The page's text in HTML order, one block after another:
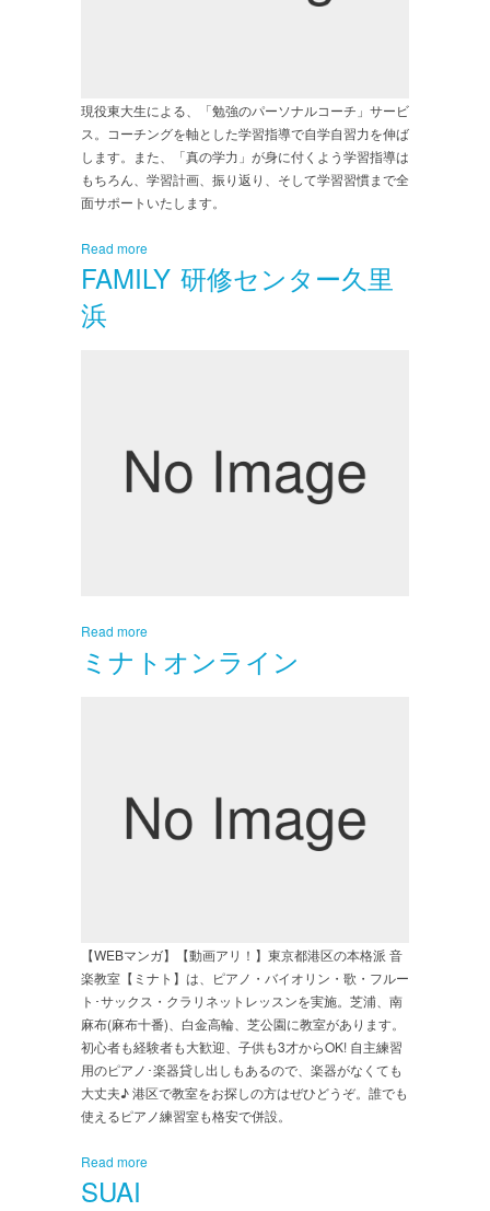
現役東大生による、「勉強のパーソナルコーチ」サービ
ス。コーチングを軸とした学習指導で自学自習力を伸ば
します。また、「真の学力」が身に付くよう学習指導は
もちろん、学習計画、振り返り、そして学習習慣まで全
面サポートいたします。
Read more
FAMILY 研修センター久里
浜
Read more
ミナトオンライン
【WEBマンガ】【動画アリ！】東京都港区の本格派 音
楽教室【ミナト】は、ピアノ・バイオリン・歌・フルー
ト･サックス・クラリネットレッスンを実施。芝浦、南
麻布(麻布十番)、白金高輪、芝公園に教室があります。
初心者も経験者も大歓迎、子供も3才からOK! 自主練習
用のピアノ･楽器貸し出しもあるので、楽器がなくても
大丈夫♪ 港区で教室をお探しの方はぜひどうぞ。誰でも
使えるピアノ練習室も格安で併設。
Read more
SUAI